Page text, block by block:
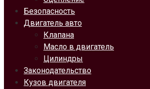
Безопасность
Двигатель авто
Клапана
Масло в двигатель
Цилиндры
Законодательство
Кузов двигателя